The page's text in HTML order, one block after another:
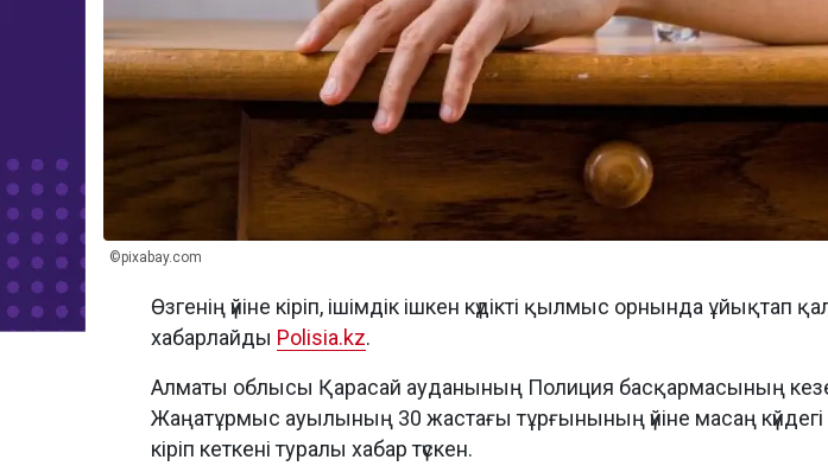
©pixabay.com
Өзгенің үйіне кіріп, ішімдік ішкен күдікті қылмыс орнында ұйықтап
хабарлайды Polisia.kz.
Алматы облысы Қарасай ауданының Полиция басқармасының
Жаңатұрмыс ауылының 30 жастағы тұрғынының үйіне масаң күйдегі
кіріп кеткені туралы хабар түскен.